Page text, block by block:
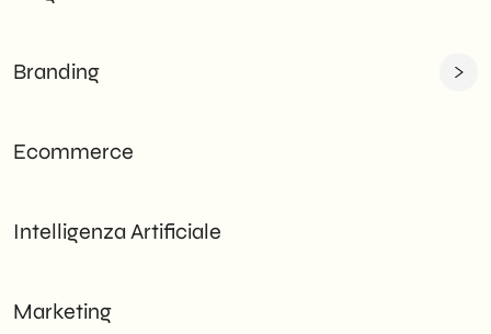
Branding
Ecommerce
Intelligenza Artificiale
Marketing